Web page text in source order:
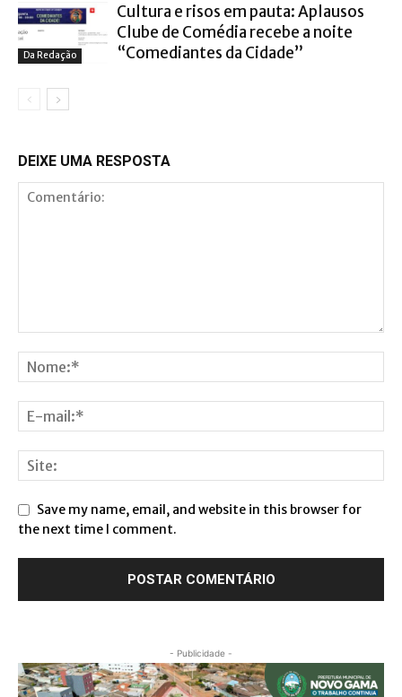
Da Redação
Cultura e risos em pauta: Aplausos
Clube de Comédia recebe a noite
“Comediantes da Cidade”
DEIXE UMA RESPOSTA
Save my name, email, and website in this browser for
the next time I comment.
- Publicidade -